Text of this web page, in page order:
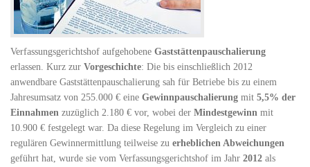
Verfassungsgerichtshof aufgehobene Gaststättenpauschalierung
erlassen. Kurz zur Vorgeschichte: Die bis einschließlich 2012
anwendbare Gaststättenpauschalierung sah für Betriebe bis zu einem
Jahresumsatz von 255.000 € eine Gewinnpauschalierung mit 5,5% der
Einnahmen zuzüglich 2.180 € vor, wobei der Mindestgewinn mit
10.900 € festgelegt war. Da diese Regelung im Vergleich zu einer
regulären Gewinnermittlung teilweise zu erheblichen Abweichungen
geführt hat, wurde sie vom Verfassungsgerichtshof im Jahr 2012 als